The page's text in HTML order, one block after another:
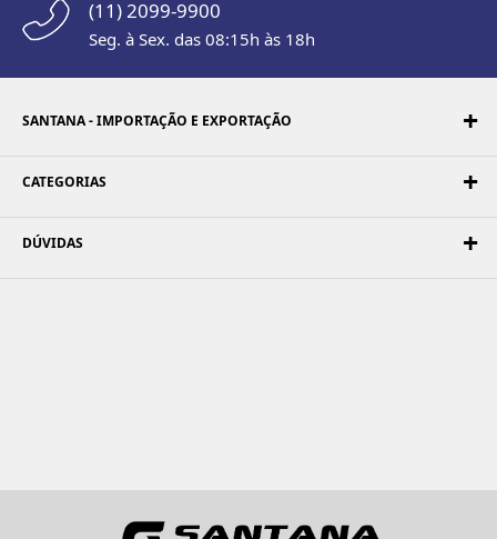
(11) 2099-9900
Seg. à Sex. das 08:15h às 18h
SANTANA - IMPORTAÇÃO E EXPORTAÇÃO
CATEGORIAS
DÚVIDAS